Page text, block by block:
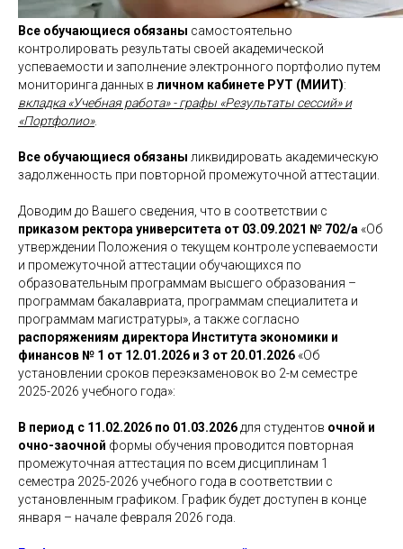
Все обучающиеся обязаны самостоятельно
контролировать результаты своей академической
успеваемости и заполнение электронного портфолио путем
мониторинга данных в личном кабинете РУТ (МИИТ):
вкладка «Учебная работа» - графы «Результаты сессий» и
«Портфолио».
Все обучающиеся обязаны ликвидировать академическую
задолженность при повторной промежуточной аттестации.
Доводим до Вашего сведения, что в соответствии с
приказом ректора университета от 03.09.2021 № 702/а «Об
утверждении Положения о текущем контроле успеваемости
и промежуточной аттестации обучающихся по
образовательным программам высшего образования –
программам бакалавриата, программам специалитета и
программам магистратуры», а также согласно
распоряжениям директора Института экономики и
финансов № 1 от 12.01.2026 и 3 от 20.01.2026 «Об
установлении сроков переэкзаменовок во 2-м семестре
2025-2026 учебного года»:
В период с 11.02.2026 по 01.03.2026 для студентов очной и
очно-заочной формы обучения проводится повторная
промежуточная аттестация по всем дисциплинам 1
семестра 2025-2026 учебного года в соответствии с
установленным графиком. График будет доступен в конце
января – начале февраля 2026 года.